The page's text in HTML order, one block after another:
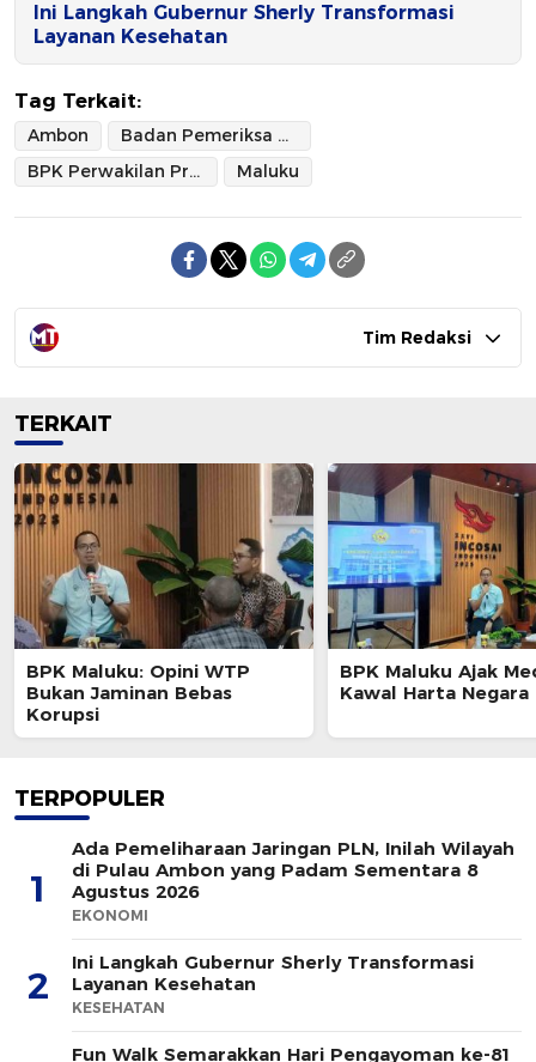
Ini Langkah Gubernur Sherly Transformasi
Layanan Kesehatan
Tag Terkait:
Ambon
Badan Pemeriksa Keuangan Perwakilan Provinsi Maluku
BPK Perwakilan Provinsi Maluku
Maluku
Tim Redaksi
TERKAIT
BPK Maluku: Opini WTP
Bukan Jaminan Bebas
Korupsi
BPK Maluku Ajak
Kawal Harta Negara
TERPOPULER
1
Ada Pemeliharaan Jaringan PLN, Inilah Wilayah
di Pulau Ambon yang Padam Sementara 8
Agustus 2026
EKONOMI
2
Ini Langkah Gubernur Sherly Transformasi
Layanan Kesehatan
KESEHATAN
Fun Walk Semarakkan Hari Pengayoman ke-81